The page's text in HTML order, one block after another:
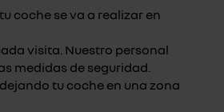
coche se va a realizar en
visita. Nuestro personal
medidas de seguridad.
tu coche en una zona